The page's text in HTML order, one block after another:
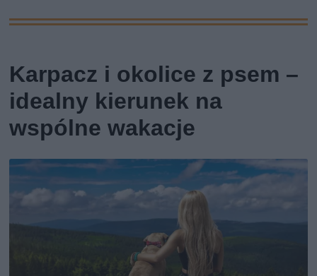
Karpacz i okolice z psem –
idealny kierunek na
wspólne wakacje